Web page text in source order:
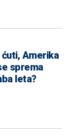
Amerika
sprema
leta?